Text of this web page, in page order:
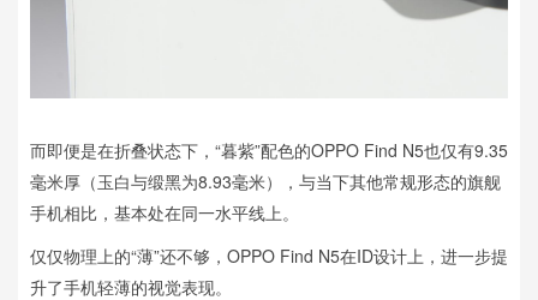
而即便是在折叠状态下，“暮紫”配色的OPPO Find N5也仅有9.35
毫米厚（玉白与缎黑为8.93毫米），与当下其他常规形态的旗舰
手机相比，基本处在同一水平线上。
仅仅物理上的“薄”还不够，OPPO Find N5在ID设计上，进一步提
升了手机轻薄的视觉表现。